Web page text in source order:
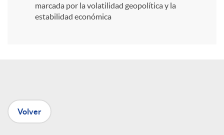
n
marcada por la volatilidad geopolítica y la
estabilidad económica
Volver